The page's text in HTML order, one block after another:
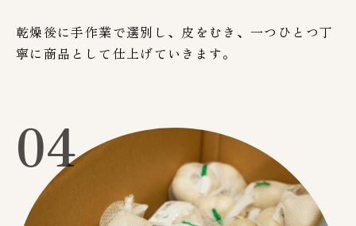
乾燥後に手作業で選別し、皮をむき、一つひとつ丁
寧に商品として仕上げていきます。
04